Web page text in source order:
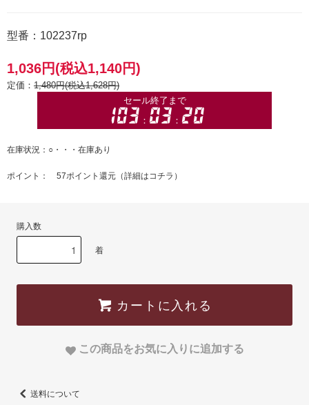
型番：102237rp
1,036円(税込1,140円)
定価： 1,480円(税込1,628円)
在庫状況：○・・・在庫あり
ポイント： 57ポイント還元（詳細はコチラ ）
購入数
着
カートに入れる
この商品をお気に入りに追加する
送料について